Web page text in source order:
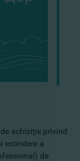
achiziţie privind
extindere a
de